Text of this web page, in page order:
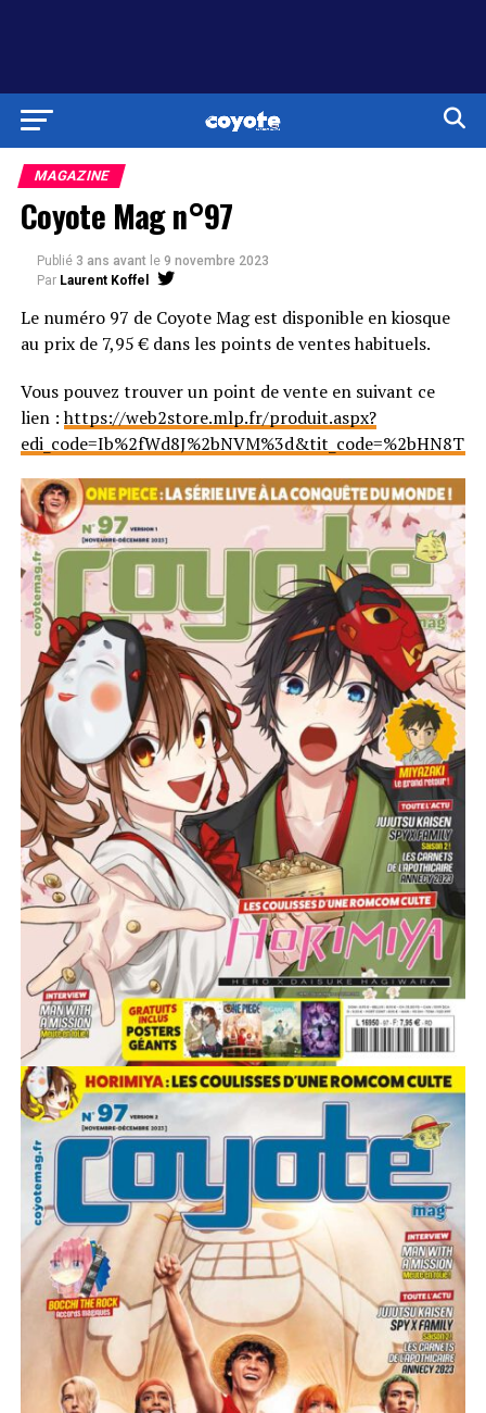
MAGAZINE
Coyote Mag n°97
Publié 3 ans avant le 9 novembre 2023
Par Laurent Koffel
Le numéro 97 de Coyote Mag est disponible en kiosque
au prix de 7,95 € dans les points de ventes habituels.
Vous pouvez trouver un point de vente en suivant ce
lien :https://web2store.mlp.fr/produit.aspx?